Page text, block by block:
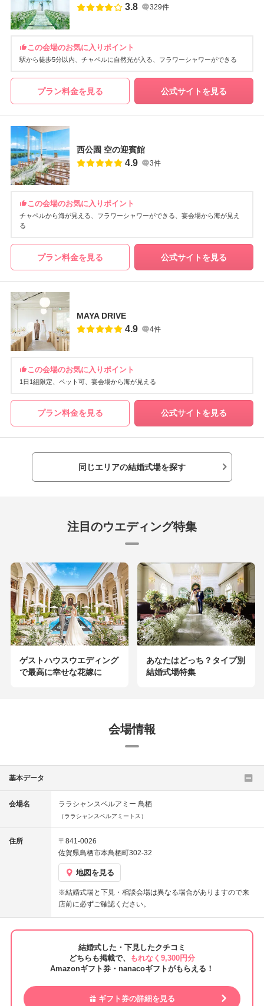
3.8 329件
この会場のお気に入りポイント
駅から徒歩5分以内 チャペルに自然光が入る フラワーシャワーができる
プラン料金を見る 公式サイトを見る
西公園 空の迎賓館
4.9 3件
この会場のお気に入りポイント
チャペルから海が見える フラワーシャワーができる
宴会場から海が見え
る
プラン料金を見る 公式サイトを見る
MAYA DRIVE
4.9 4件
この会場のお気に入りポイント
1日1組限定 ペット可 宴会場から海が見える
プラン料金を見る 公式サイトを見る
同じエリアの結婚式場を探す
注目のウエディング特集
ゲストハウスウエディング
で最高に幸せな花嫁に
あなたはどっち？タイプ別
結婚式場特集
会場情報
基本データ
会場名 ララシャンスベルアミー 鳥栖
（ララシャンスベルアミートス）
住所
〒841-0026
佐賀県鳥栖市本鳥栖町302-32
地図を見る
※結婚式場と下見・相談会場は異なる場合がありますので来
店前に必ずご確認ください。
結婚式した・下見したクチコミ
どちらも掲載で、
もれなく9,300円分
Amazonギフト券・nanacoギフトがもらえる！
ギフト券の詳細を見る